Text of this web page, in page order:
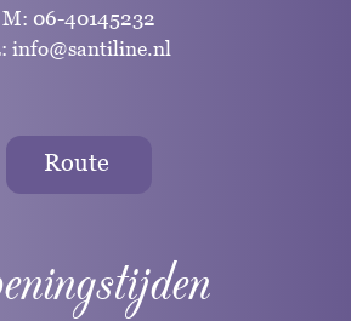
M: 06-40145232
info@santiline.nl
Route